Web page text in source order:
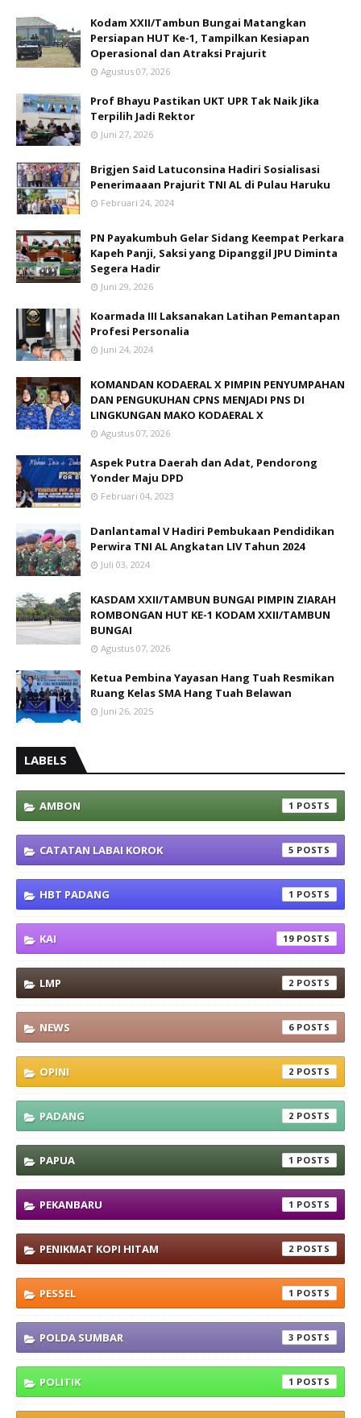
Kodam XXII/Tambun Bungai Matangkan
Persiapan HUT Ke-1, Tampilkan Kesiapan
Operasional dan Atraksi Prajurit
Agustus 07, 2026
Prof Bhayu Pastikan UKT UPR Tak Naik Jika
Terpilih Jadi Rektor
Juni 27, 2026
Brigjen Said Latuconsina Hadiri Sosialisasi
Penerimaaan Prajurit TNI AL di Pulau Haruku
Februari 24, 2024
PN Payakumbuh Gelar Sidang Keempat Perkara
Kapeh Panji, Saksi yang Dipanggil JPU Diminta
Segera Hadir
Juni 29, 2026
Koarmada III Laksanakan Latihan Pemantapan
Profesi Personalia
Juni 24, 2024
KOMANDAN KODAERAL X PIMPIN PENYUMPAHAN
DAN PENGUKUHAN CPNS MENJADI PNS DI
LINGKUNGAN MAKO KODAERAL X
Agustus 07, 2026
Aspek Putra Daerah dan Adat, Pendorong
Yonder Maju DPD
Februari 04, 2023
Danlantamal V Hadiri Pembukaan Pendidikan
Perwira TNI AL Angkatan LIV Tahun 2024
Juli 03, 2024
KASDAM XXII/TAMBUN BUNGAI PIMPIN ZIARAH
ROMBONGAN HUT KE-1 KODAM XXII/TAMBUN
BUNGAI
Agustus 07, 2026
Ketua Pembina Yayasan Hang Tuah Resmikan
Ruang Kelas SMA Hang Tuah Belawan
Juni 26, 2025
LABELS
AMBON 1
CATATAN LABAI KOROK 5
HBT PADANG 1
KAI 19
LMP 2
NEWS 6
OPINI 2
PADANG 2
PAPUA 1
PEKANBARU 1
PENIKMAT KOPI HITAM 2
PESSEL 1
POLDA SUMBAR 3
POLITIK 1